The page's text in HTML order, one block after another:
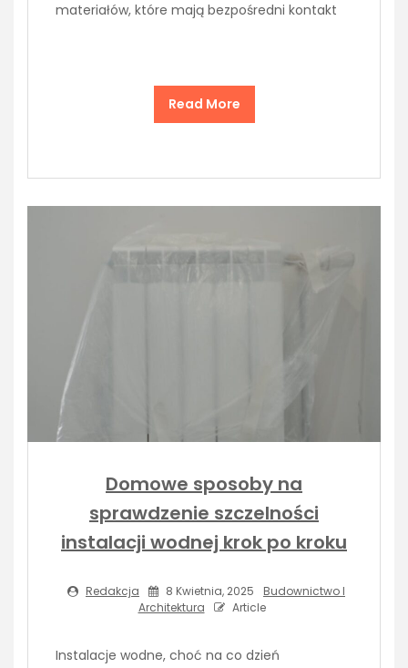
materiałów, które mają bezpośredni kontakt
Read More
Domowe sposoby na
sprawdzenie szczelności
instalacji wodnej krok po kroku
Redakcja 8 Kwietnia, 2025
Budownictwo I
Architektura
Article
Instalacje wodne, choć na co dzień